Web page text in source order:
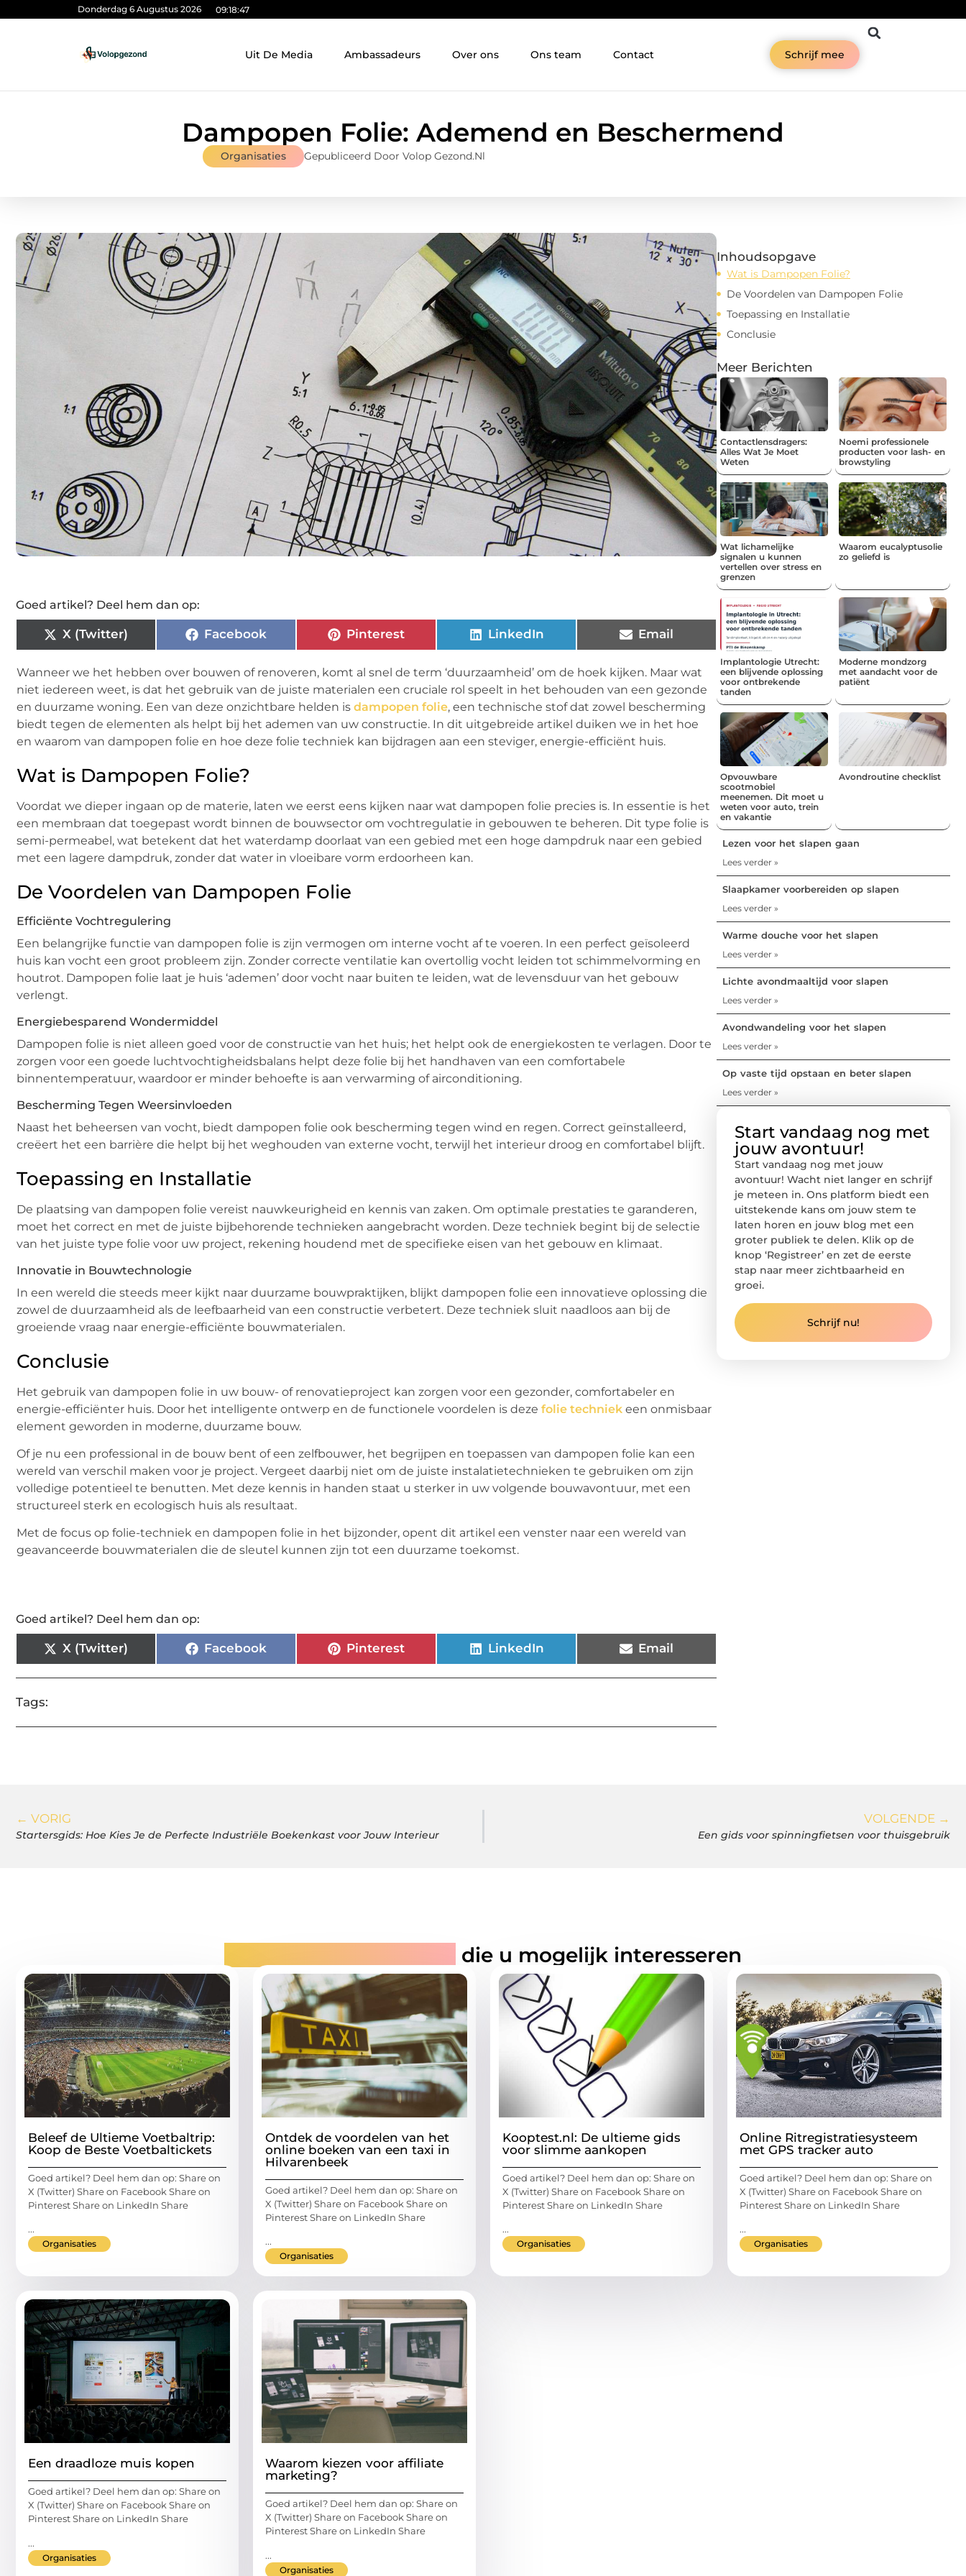
Donderdag 6 Augustus 2026 09:18:49
Uit De Media Ambassadeurs Over ons Ons team Contact Schrijf mee
Dampopen Folie: Ademend en Beschermend
Organisaties Gepubliceerd Door Volop Gezond.nl
Goed artikel? Deel hem dan op:
X (Twitter) Facebook Pinterest LinkedIn Email
Wanneer we het hebben over bouwen of renoveren, komt al snel de term ‘duurzaamheid’ om de hoek kijken. Maar wat
niet iedereen weet, is dat het gebruik van de juiste materialen een cruciale rol speelt in het behouden van een gezonde
en duurzame woning. Een van deze onzichtbare helden is dampopen folie, een technische stof dat zowel bescherming
biedt tegen de elementen als helpt bij het ademen van uw constructie. In dit uitgebreide artikel duiken we in het hoe
en waarom van dampopen folie en hoe deze folie techniek kan bijdragen aan een steviger, energie-efficiënt huis.
Wat is Dampopen Folie?
Voordat we dieper ingaan op de materie, laten we eerst eens kijken naar wat dampopen folie precies is. In essentie is het
een membraan dat toegepast wordt binnen de bouwsector om vochtregulatie in gebouwen te beheren. Dit type folie is
semi-permeabel, wat betekent dat het waterdamp doorlaat van een gebied met een hoge dampdruk naar een gebied
met een lagere dampdruk, zonder dat water in vloeibare vorm erdoorheen kan.
De Voordelen van Dampopen Folie
Efficiënte Vochtregulering
Een belangrijke functie van dampopen folie is zijn vermogen om interne vocht af te voeren. In een perfect geïsoleerd
huis kan vocht een groot probleem zijn. Zonder correcte ventilatie kan overtollig vocht leiden tot schimmelvorming en
houtrot. Dampopen folie laat je huis ‘ademen’ door vocht naar buiten te leiden, wat de levensduur van het gebouw
verlengt.
Energiebesparend Wondermiddel
Dampopen folie is niet alleen goed voor de constructie van het huis; het helpt ook de energiekosten te verlagen. Door te
zorgen voor een goede luchtvochtigheidsbalans helpt deze folie bij het handhaven van een comfortabele
binnentemperatuur, waardoor er minder behoefte is aan verwarming of airconditioning.
Bescherming Tegen Weersinvloeden
Naast het beheersen van vocht, biedt dampopen folie ook bescherming tegen wind en regen. Correct geïnstalleerd,
creëert het een barrière die helpt bij het weghouden van externe vocht, terwijl het interieur droog en comfortabel blijft.
Toepassing en Installatie
De plaatsing van dampopen folie vereist nauwkeurigheid en kennis van zaken. Om optimale prestaties te garanderen,
moet het correct en met de juiste bijbehorende technieken aangebracht worden. Deze techniek begint bij de selectie
van het juiste type folie voor uw project, rekening houdend met de specifieke eisen van het gebouw en klimaat.
Innovatie in Bouwtechnologie
In een wereld die steeds meer kijkt naar duurzame bouwpraktijken, blijkt dampopen folie een innovatieve oplossing die
zowel de duurzaamheid als de leefbaarheid van een constructie verbetert. Deze techniek sluit naadloos aan bij de
groeiende vraag naar energie-efficiënte bouwmaterialen.
Conclusie
Het gebruik van dampopen folie in uw bouw- of renovatieproject kan zorgen voor een gezonder, comfortabeler en
energie-efficiënter huis. Door het intelligente ontwerp en de functionele voordelen is deze folie techniek een onmisbaar
element geworden in moderne, duurzame bouw.
Of je nu een professional in de bouw bent of een zelfbouwer, het begrijpen en toepassen van dampopen folie kan een
wereld van verschil maken voor je project. Vergeet daarbij niet om de juiste instalatietechnieken te gebruiken om zijn
volledige potentieel te benutten. Met deze kennis in handen staat u sterker in uw volgende bouwavontuur, met een
structureel sterk en ecologisch huis als resultaat.
Met de focus op folie-techniek en dampopen folie in het bijzonder, opent dit artikel een venster naar een wereld van
geavanceerde bouwmaterialen die de sleutel kunnen zijn tot een duurzame toekomst.
Goed artikel? Deel hem dan op:
X (Twitter) Facebook Pinterest LinkedIn Email
Tags:
Inhoudsopgave
Wat is Dampopen Folie?
De Voordelen van Dampopen Folie
Toepassing en Installatie
Conclusie
Meer Berichten
Contactlensdragers:
Alles Wat Je Moet
Weten
Noemi professionele
producten voor lash- en
browstyling
Wat lichamelijke
signalen u kunnen
vertellen over stress en
grenzen
Waarom eucalyptusolie
zo geliefd is
Implantologie Utrecht:
een blijvende oplossing
voor ontbrekende
tanden
Moderne mondzorg
met aandacht voor de
patiënt
Opvouwbare
scootmobiel
meenemen. Dit moet u
weten voor auto, trein
en vakantie
Avondroutine checklist
Lezen voor het slapen gaan
Lees verder »
Slaapkamer voorbereiden op slapen
Lees verder »
Warme douche voor het slapen
Lees verder »
Lichte avondmaaltijd voor slapen
Lees verder »
Avondwandeling voor het slapen
Lees verder »
Op vaste tijd opstaan en beter slapen
Lees verder »
Start vandaag nog met
jouw avontuur!
Start vandaag nog met jouw
avontuur! Wacht niet langer en schrijf
je meteen in. Ons platform biedt een
uitstekende kans om jouw stem te
laten horen en jouw blog met een
groter publiek te delen. Klik op de
knop ‘Registreer’ en zet de eerste
stap naar meer zichtbaarheid en
groei.
Schrijf nu!
← VORIG
Startersgids: Hoe Kies Je de Perfecte Industriële Boekenkast voor Jouw Interieur
VOLGENDE →
Een gids voor spinningfietsen voor thuisgebruik
die u mogelijk interesseren
Beleef de Ultieme Voetbaltrip:
Koop de Beste Voetbaltickets
Goed artikel? Deel hem dan op: Share on
X (Twitter) Share on Facebook Share on
Pinterest Share on LinkedIn Share
...
Organisaties
Ontdek de voordelen van het
online boeken van een taxi in
Hilvarenbeek
Goed artikel? Deel hem dan op: Share on
X (Twitter) Share on Facebook Share on
Pinterest Share on LinkedIn Share
...
Organisaties
Kooptest.nl: De ultieme gids
voor slimme aankopen
Goed artikel? Deel hem dan op: Share on
X (Twitter) Share on Facebook Share on
Pinterest Share on LinkedIn Share
...
Organisaties
Online Ritregistratiesysteem
met GPS tracker auto
Goed artikel? Deel hem dan op: Share on
X (Twitter) Share on Facebook Share on
Pinterest Share on LinkedIn Share
...
Organisaties
Een draadloze muis kopen
Goed artikel? Deel hem dan op: Share on
X (Twitter) Share on Facebook Share on
Pinterest Share on LinkedIn Share
...
Organisaties
Waarom kiezen voor affiliate
marketing?
Goed artikel? Deel hem dan op: Share on
X (Twitter) Share on Facebook Share on
Pinterest Share on LinkedIn Share
...
Organisaties